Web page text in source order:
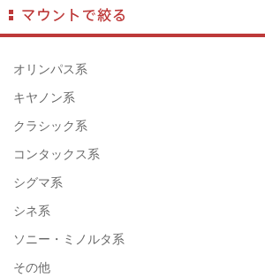
Mamiya（マミヤ）
TAMRON（タムロン）
SIGMA（シグマ）
HASSELBLAD（ハッセルブラッド）
EPSON（エプソン）
ENNA München（エナ）
ELEFOTO（エレフォト）
ELECOM（エレコム）
￼EIZO（エイゾ）
edelkrone（エーデンクローン）
オリンパス系
キヤノン系
クラシック系
コンタックス系
シグマ系
シネ系
ソニー・ミノルタ系
その他